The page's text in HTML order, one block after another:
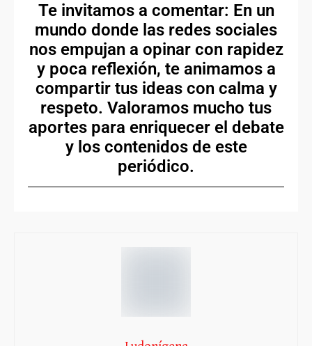
Te invitamos a comentar: En un
mundo donde las redes sociales
nos empujan a opinar con rapidez
y poca reflexión, te animamos a
compartir tus ideas con calma y
respeto. Valoramos mucho tus
aportes para enriquecer el debate
y los contenidos de este
periódico.